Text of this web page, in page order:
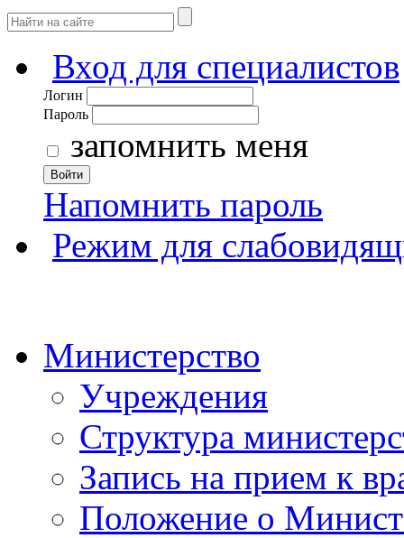
Вход для специалистов
Логин
Пароль
запомнить меня
Войти
Напомнить пароль
Режим для
Министерство
Учреждения
Структура
Запись на прием к
Положение о